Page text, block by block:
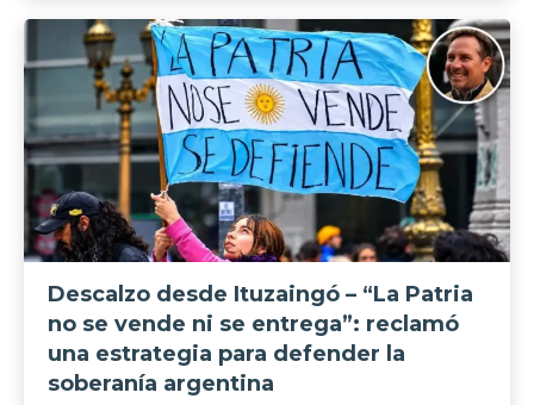
Descalzo desde Ituzaingó – “La Patria
no se vende ni se entrega”: reclamó
una estrategia para defender la
soberanía argentina